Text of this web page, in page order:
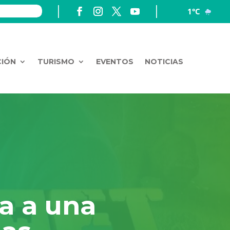
1°C
TURISMO EVENTOS NOTICIAS
a una